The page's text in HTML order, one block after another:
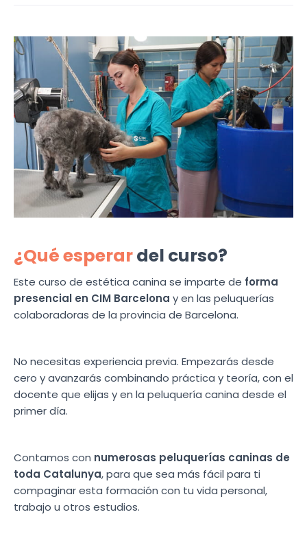
¿Qué esperardel curso?
Este curso de estética canina se imparte de forma
presencial en CIM Barcelona y en las peluquerías
colaboradoras de la provincia de Barcelona.
No necesitas experiencia previa. Empezarás desde
cero y avanzarás combinando práctica y teoría, con el
docente que elijas y en la peluquería canina desde el
primer día.
Contamos con numerosas peluquerías caninas de
toda Catalunya, para que sea más fácil para ti
compaginar esta formación con tu vida personal,
trabajo u otros estudios.